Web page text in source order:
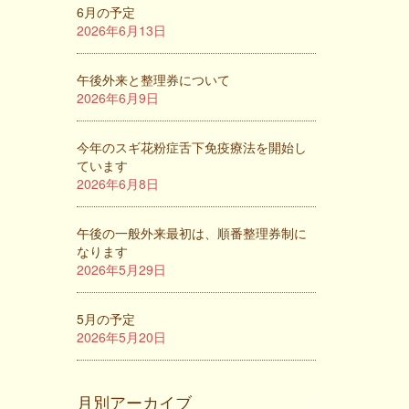
6月の予定
2026年6月13日
午後外来と整理券について
2026年6月9日
今年のスギ花粉症舌下免疫療法を開始し
ています
2026年6月8日
午後の一般外来最初は、順番整理券制に
なります
2026年5月29日
5月の予定
2026年5月20日
月別アーカイブ